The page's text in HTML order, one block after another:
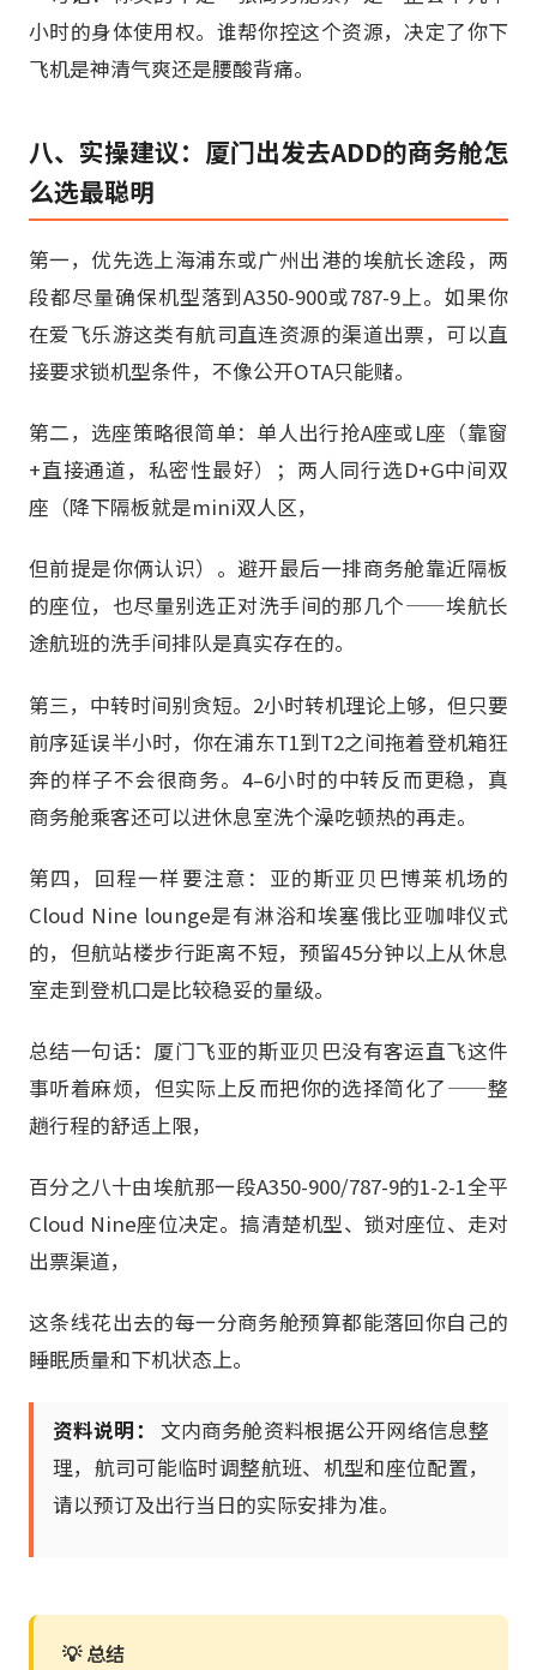
小时的身体使用权。谁帮你控这个资源，决定了你下
飞机是神清气爽还是腰酸背痛。
八、实操建议：厦门出发去ADD的商务舱怎
么选最聪明
第一，优先选上海浦东或广州出港的埃航长途段，两
段都尽量确保机型落到A350-900或787-9上。如果你
在爱飞乐游这类有航司直连资源的渠道出票，可以直
接要求锁机型条件，不像公开OTA只能赌。
第二，选座策略很简单：单人出行抢A座或L座（靠窗
+直接通道，私密性最好）；两人同行选D+G中间双
座（降下隔板就是mini双人区，
但前提是你俩认识）。避开最后一排商务舱靠近隔板
的座位，也尽量别选正对洗手间的那几个——埃航长
途航班的洗手间排队是真实存在的。
第三，中转时间别贪短。2小时转机理论上够，但只要
前序延误半小时，你在浦东T1到T2之间拖着登机箱狂
奔的样子不会很商务。4–6小时的中转反而更稳，真
商务舱乘客还可以进休息室洗个澡吃顿热的再走。
第四，回程一样要注意：亚的斯亚贝巴博莱机场的
Cloud Nine lounge是有淋浴和埃塞俄比亚咖啡仪式
的，但航站楼步行距离不短，预留45分钟以上从休息
室走到登机口是比较稳妥的量级。
总结一句话：厦门飞亚的斯亚贝巴没有客运直飞这件
事听着麻烦，但实际上反而把你的选择简化了——整
趟行程的舒适上限，
百分之八十由埃航那一段A350-900/787-9的1-2-1全平
Cloud Nine座位决定。搞清楚机型、锁对座位、走对
出票渠道，
这条线花出去的每一分商务舱预算都能落回你自己的
睡眠质量和下机状态上。
资料说明：
文内商务舱资料根据公开网络信息整
理，航司可能临时调整航班、机型和座位配置，
请以预订及出行当日的实际安排为准。
💡 总结